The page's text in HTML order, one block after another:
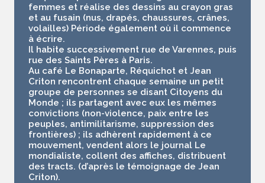
femmes et réalise des dessins au crayon gras
et au fusain (nus, drapés, chaussures, crânes,
volailles) Période également où il commence
à écrire.
Il habite successivement rue de Varennes, puis
rue des Saints Pères à Paris.
Au café Le Bonaparte, Réquichot et Jean
Criton rencontrent chaque semaine un petit
groupe de personnes se disant Citoyens du
Monde ; ils partagent avec eux les mêmes
convictions (non-violence, paix entre les
peuples, antimilitarisme, suppression des
frontières) ; ils adhèrent rapidement à ce
mouvement, vendent alors le journal Le
mondialiste, collent des affiches, distribuent
des tracts. (d’après le témoignage de Jean
Criton).